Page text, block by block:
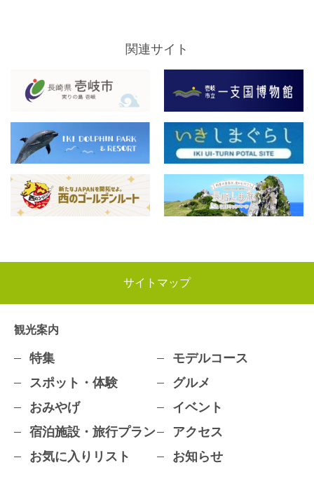
関連サイト
サイトマップ
観光案内
特集
モデルコース
スポット・体験
グルメ
おみやげ
イベント
宿泊施設・旅行プラン
アクセス
お気に入りリスト
お知らせ